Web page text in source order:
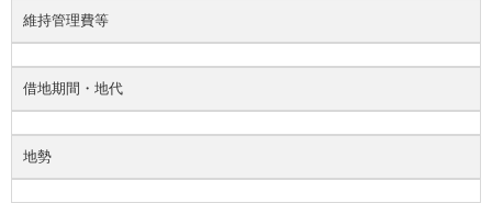
維持管理費等
借地期間・地代
地勢